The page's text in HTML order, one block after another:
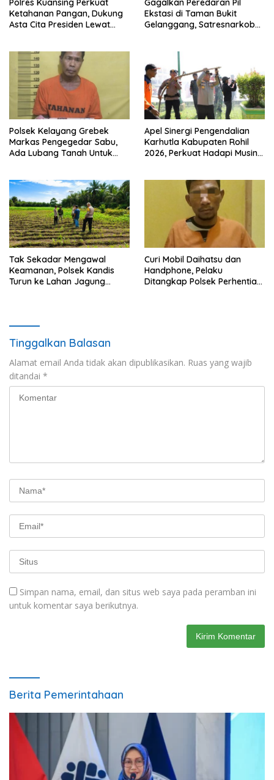
Polres Kuansing Perkuat
Ketahanan Pangan, Dukung
Asta Cita Presiden Lewat
Gagalkan Peredaran Pil
Ekstasi di Taman Bukit
Gelanggang, Satresnarkoba
Polsek Kelayang Grebek
Markas Pengegedar Sabu,
Ada Lubang Tanah Untuk
Apel Sinergi Pengendalian
Karhutla Kabupaten Rohil
2026, Perkuat Hadapi Musin
Tak Sekadar Mengawal
Keamanan, Polsek Kandis
Turun ke Lahan Jagung
Curi Mobil Daihatsu dan
Handphone, Pelaku
Ditangkap Polsek Perhentian
Tinggalkan Balasan
Alamat email Anda tidak akan dipublikasikan. Ruas yang wajib
ditandai *
Simpan nama, email, dan situs web saya pada peramban ini
untuk komentar saya berikutnya.
Berita Pemerintahaan